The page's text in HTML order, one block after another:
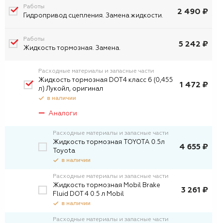
Работы
Гидропривод сцепления. Замена жидкости. 2 490 ₽
Работы
Жидкость тормозная. Замена. 5 242 ₽
Расходные материалы и запасные части
Жидкость тормозная DOT4 класс 6 (0,455
л) Лукойл, оригинал
в наличии
1 472 ₽
Аналоги
Расходные материалы и запасные части
Жидкость тормозная TOYOTA 0.5л
Toyota
в наличии
4 655 ₽
Расходные материалы и запасные части
Жидкость тормозная Mobil Brake
Fluid DOT 4 0.5 л Mobil
в наличии
3 261 ₽
Расходные материалы и запасные части